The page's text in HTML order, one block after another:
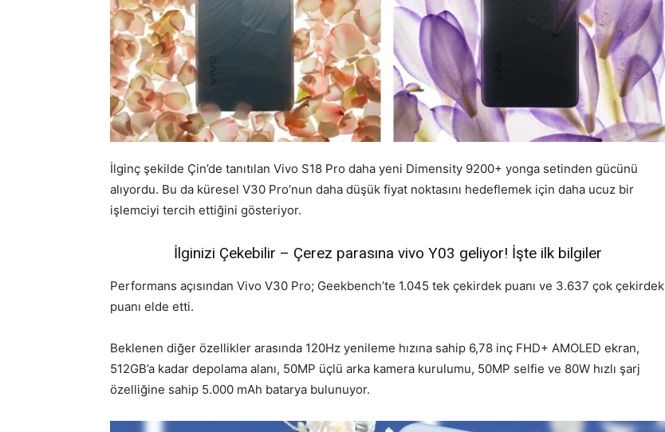
İlginç şekilde Çin’de tanıtılan Vivo S18 Pro daha yeni Dimensity 9200+ yonga setinden gücünü
alıyordu. Bu da küresel V30 Pro’nun daha düşük fiyat noktasını hedeflemek için daha ucuz bir
işlemciyi tercih ettiğini gösteriyor.
İlginizi Çekebilir – Çerez parasına vivo Y03 geliyor! İşte ilk bilgiler
Performans açısından Vivo V30 Pro; Geekbench’te 1.045 tek çekirdek puanı ve 3.637 çok çekirdek
puanı elde etti.
Beklenen diğer özellikler arasında 120Hz yenileme hızına sahip 6,78 inç FHD+ AMOLED ekran,
512GB’a kadar depolama alanı, 50MP üçlü arka kamera kurulumu, 50MP selfie ve 80W hızlı şarj
özelliğine sahip 5.000 mAh batarya bulunuyor.